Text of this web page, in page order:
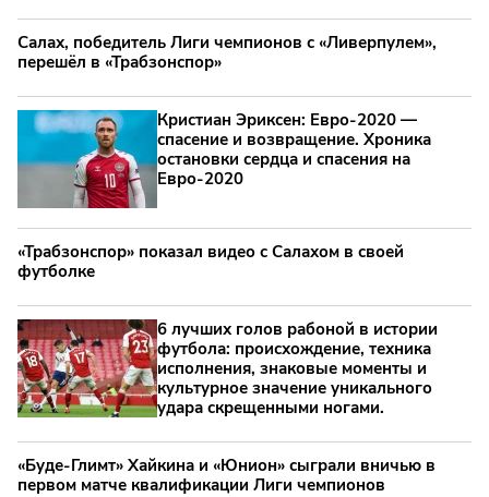
Салах, победитель Лиги чемпионов с «Ливерпулем»,
перешёл в «Трабзонспор»
Кристиан Эриксен: Евро‑2020 —
спасение и возвращение. Хроника
остановки сердца и спасения на
Евро‑2020
«Трабзонспор» показал видео с Салахом в своей
футболке
6 лучших голов рабоной в истории
футбола: происхождение, техника
исполнения, знаковые моменты и
культурное значение уникального
удара скрещенными ногами.
«Буде-Глимт» Хайкина и «Юнион» сыграли вничью в
первом матче квалификации Лиги чемпионов